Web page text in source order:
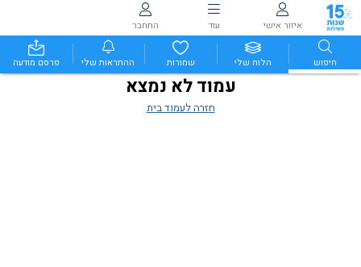
איזור אישי עוד התחבר
חיפוש הלוח שלי שמורות ההתראות שלי פרסם מודעה
עמוד לא נמצא
חזרה לעמוד בית